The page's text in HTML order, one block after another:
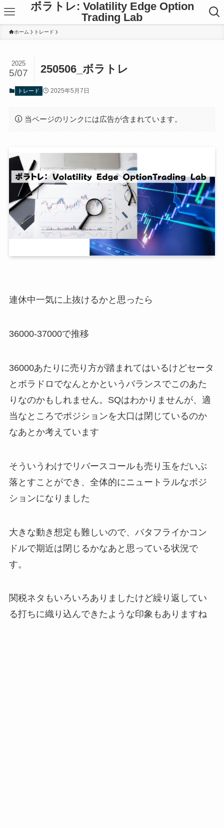
ボラトレ: Volatility Edge Option
Trading Lab
ホーム トレード
250506_ボラトレ
2025
5/07
トレード 2025年5月7日
当ページのリンクには広告が含まれています。
連休中一気に上抜けるかと思ったら
36000-37000で推移
36000あたりに売り方が踏まれてはいるけどセータ
とボラドロでなんとかというバランスでこのあた
りなのかもしれません。SQはわかりませんが、適
当なところでポジションを大口は閉じているのか
なあとか考えています
そういうわけでリバースコールも売り玉をだいぶ
落とすことができ、全体的にニュートラルなポジ
ションになりました
大きな動き想定も難しいので、バタフライかコン
ドルで期近は閉じるかなあと思っている状況で
す。
関税ネタもいろいろありましたけど繰り返してい
る打ちに織り込んできたような印象もありますね